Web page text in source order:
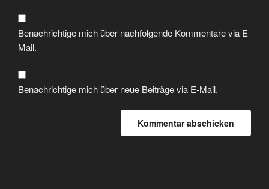
Benachrichtige mich über nachfolgende Kommentare via E-
Mail.
Benachrichtige mich über neue Beiträge via E-Mail.